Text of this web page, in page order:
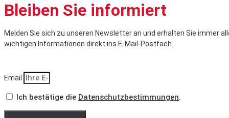
Bleiben Sie informiert
Melden Sie sich zu unseren Newsletter an und erhalten Sie immer
wichtigen Informationen direkt ins E-Mail-Postfach.
Email
Ich bestätige die Datenschutzbestimmungen.